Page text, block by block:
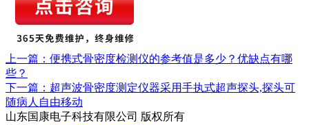
上一篇：便携式骨密度检测仪的参考值是多少？优缺点有哪
些？
下一篇：超声波骨密度测定仪器采用手执式超声探头,探头可
随病人自由移动
山东国康电子科技有限公司 版权所有